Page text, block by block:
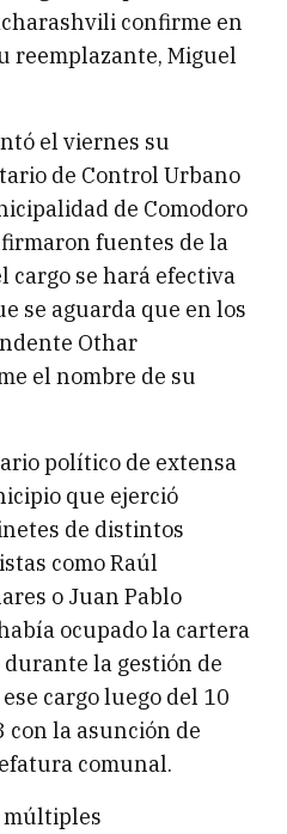
confirme en
reemplazante, Miguel
el viernes su
de Control Urbano
de Comodoro
fuentes de la
cargo se hará efectiva
se aguarda que en los
Othar
el nombre de su
político de extensa
que ejerció
de distintos
como Raúl
o Juan Pablo
ocupado la cartera
la gestión de
cargo luego del 10
con la asunción de
comunal.